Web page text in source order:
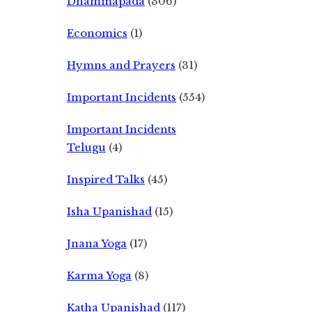
Economics (1)
Hymns and Prayers (31)
Important Incidents (554)
Important Incidents
Telugu (4)
Inspired Talks (45)
Isha Upanishad (15)
Jnana Yoga (17)
Karma Yoga (8)
Katha Upanishad (117)